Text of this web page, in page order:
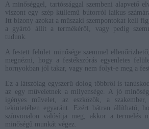
A minőséggel, tartóssággal szembeni alapvető
viszont egy szép küllemű bútorról laikus
Itt bizony azokat a műszaki szempontokat kell
a gyártó állít a termékéről, vagy pedig
tudunk.
A festett felület minősége szemmel
megnézni, hogy a festékszórás egyenletes
hornyokban jól takar, vagy nem folyt-e meg a
Ez a látszólag egyszerű dolog többről is
az egy műveletnek a milyensége. A jó
igényes művelet, az eszközök, a
tekintetében egyaránt. Ezért bátran állítható,
színvonalon valósítja meg, akkor a termelés
minőségű munkát végez.